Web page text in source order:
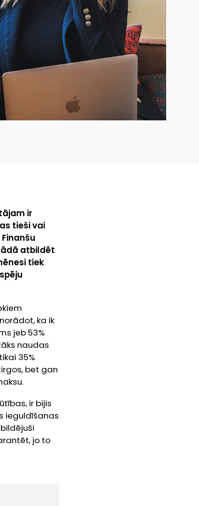
ir
tieši vai
atbildēt
tiek
ka ik
jeb 53%
naudas
35%
bet gan
ir bijis
ieguldīšanas
jo to